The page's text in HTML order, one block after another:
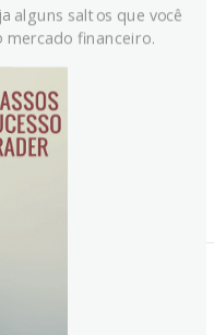
alguns saltos que você
mercado financeiro.